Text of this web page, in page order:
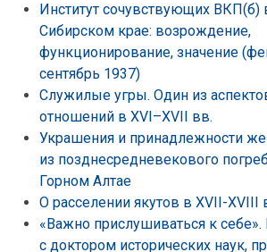
Институт сочувствующих ВКП(б)
Сибирском крае: возрождение,
функционирование, значение
сентябрь 1937)
Служилые угры. Один из
отношений в XVI–XVII вв.
Украшения и принадлежности
из позднесредневекового
Горном Алтае
О расселении якутов в XVII-XVIII
«Важно прислушиваться к
с доктором исторических наук,